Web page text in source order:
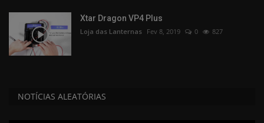
Xtar Dragon VP4 Plus
Loja das Lanternas Fev 8, 2019 0 827
NOTÍCIAS ALEATÓRIAS